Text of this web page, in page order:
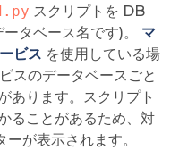
スクリプトを DB
タベース名です)。 マ
ビス を使用している場
スのデータベースごと
あります。スクリプト
ることがあるため、対
が表示されます。